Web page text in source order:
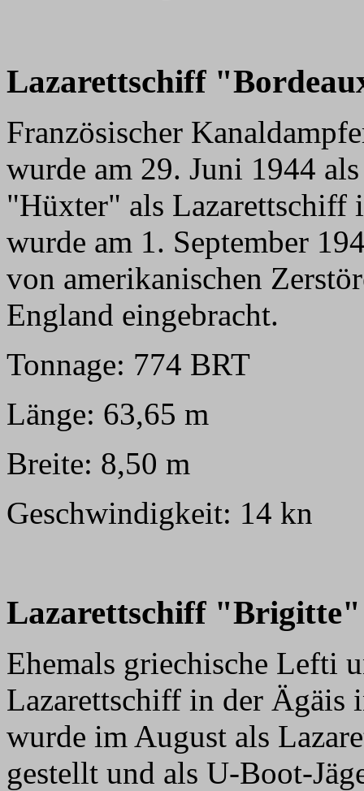
Lazarettschiff
Französischer
wurde am 29. Juni 1944
"Hüxter" als Lazarettschiff
wurde am 1. September
von amerikanischen
England eingebracht.
Tonnage: 774 BRT
Länge: 63,65 m
Breite: 8,50 m
Geschwindigkeit: 14 kn
Lazarettschiff "Brigitte"
Ehemals griechische Lefti
Lazarettschiff in der Ägäis
wurde im August als
gestellt und als U-Boot-